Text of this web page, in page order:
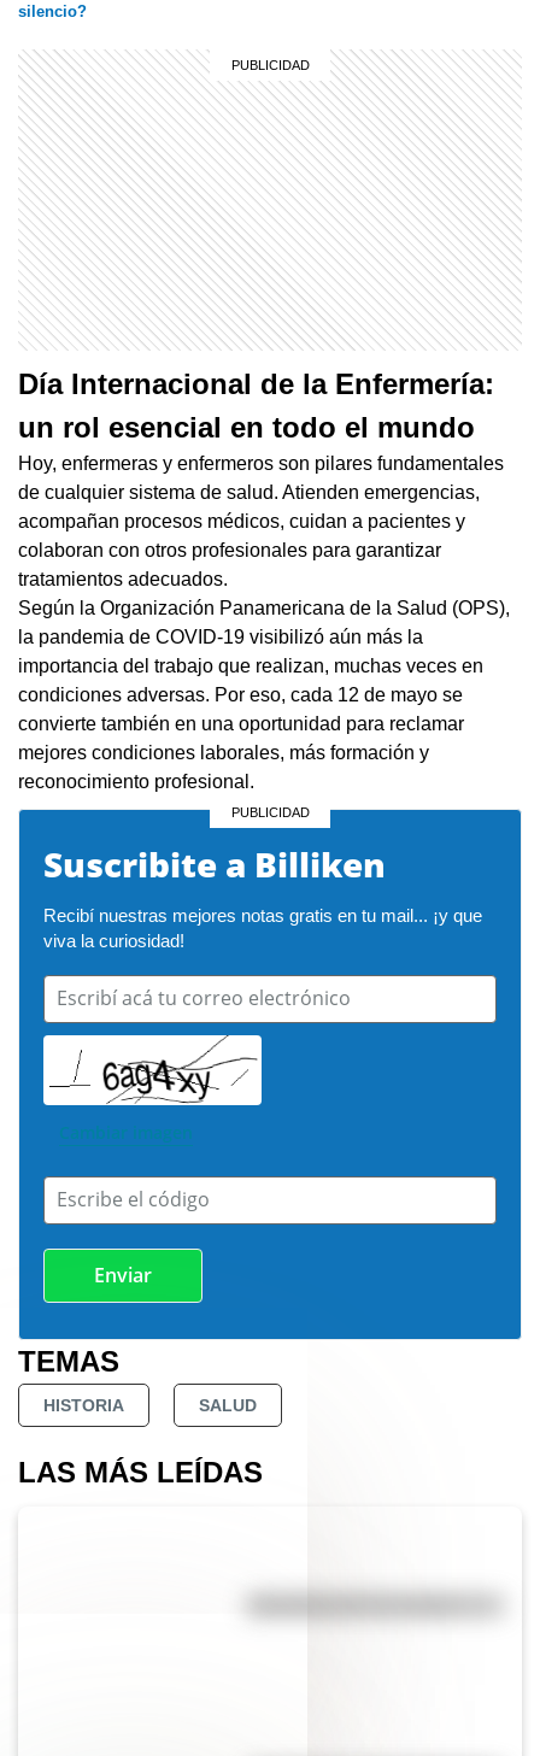
silencio?
Día Internacional de la Enfermería:
un rol esencial en todo el mundo
Hoy, enfermeras y enfermeros son pilares fundamentales
de cualquier sistema de salud. Atienden emergencias,
acompañan procesos médicos, cuidan a pacientes y
colaboran con otros profesionales para garantizar
tratamientos adecuados.
Según la Organización Panamericana de la Salud (OPS),
la pandemia de COVID-19 visibilizó aún más la
importancia del trabajo que realizan, muchas veces en
condiciones adversas. Por eso, cada 12 de mayo se
convierte también en una oportunidad para reclamar
mejores condiciones laborales, más formación y
reconocimiento profesional.
Suscribite a Billiken
Recibí nuestras mejores notas gratis en tu mail... ¡y que
viva la curiosidad!
Escribí acá tu correo electrónico
Cambiar imagen
Escribe el código
TEMAS
HISTORIA SALUD
LAS MÁS LEÍDAS